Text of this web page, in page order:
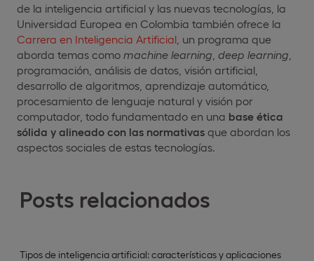
Posts relacionados
Tipos de inteligencia artificial: características y aplicaciones
de la inteligencia artificial y las nuevas tecnologías, la
Universidad Europea en Colombia también ofrece la
Carrera en Inteligencia Artificial , un programa que
aborda temas como machine learning deep learning
programación, análisis de datos, visión artificial,
desarrollo de algoritmos, aprendizaje automático,
procesamiento de lenguaje natural y visión por
computador, todo fundamentado en una base ética
sólida y alineado con las normativas que abordan los
aspectos sociales de estas tecnologías.